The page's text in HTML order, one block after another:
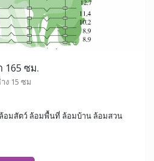
165 ซม.
ง 15 ซม
อมสัตว์ ล้อมพื้นที่ ล้อมบ้าน ล้อมสวน